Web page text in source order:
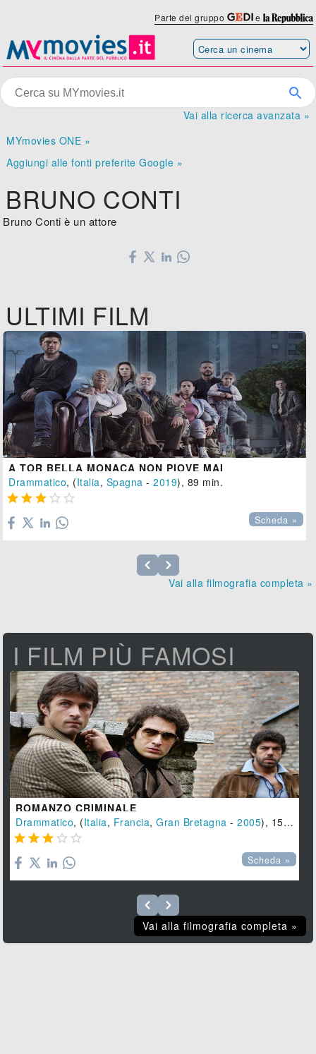
Parte del gruppo e
Vai alla ricerca avanzata »
MYmovies ONE »
Aggiungi alle fonti preferite Google »
BRUNO CONTI
Bruno Conti è un attore
ULTIMI FILM
A TOR BELLA MONACA NON PIOVE MAI
Drammatico, (Italia, Spagna -2019), 89 min.
    
Scheda »
Vai alla filmografia completa »
I FILM PIÙ FAMOSI
ROMANZO CRIMINALE
Drammatico, (Italia, Francia,Gran Bretagna -2005), 152 min.
    
Scheda »
Vai alla filmografia completa »